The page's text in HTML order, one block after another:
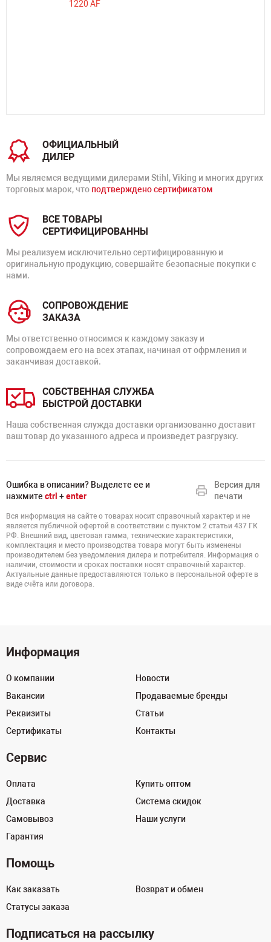
ОФИЦИАЛЬНЫЙ
ДИЛЕР
Мы являемся ведущими дилерами Stihl, Viking и многих других
торговых марок, что подтверждено сертификатом
ВСЕ ТОВАРЫ
СЕРТИФИЦИРОВАННЫ
Мы реализуем исключительно сертифицированную и
оригинальную продукцию, совершайте безопасные покупки с
нами.
СОПРОВОЖДЕНИЕ
ЗАКАЗА
Мы ответственно относимся к каждому заказу и
сопровождаем его на всех этапах, начиная от офрмления и
заканчивая доставкой.
СОБСТВЕННАЯ СЛУЖБА
БЫСТРОЙ ДОСТАВКИ
Наша собственная служда доставки организованно доставит
ваш товар до указанного адреса и произведет разгрузку.
Ошибка в описании? Выделете ее и
нажмите ctrl +enter
Версия для
печати
Вся информация на сайте о товарах носит справочный характер и не
является публичной офертой в соответствии с пунктом 2 статьи 437 ГК
РФ. Внешний вид, цветовая гамма, технические характеристики,
комплектация и место производства товара могут быть изменены
производителем без уведомления дилера и потребителя. Информация о
наличии, стоимости и сроках поставки носят справочный характер.
Актуальные данные предоставляются только в персональной оферте в
виде счёта или договора.
Информация
О компании
Вакансии
Реквизиты
Сертификаты
Новости
Продаваемые бренды
Статьи
Контакты
Сервис
Оплата
Доставка
Самовывоз
Гарантия
Купить оптом
Система скидок
Наши услуги
Помощь
Как заказать
Статусы заказа
Возврат и обмен
Подписаться на рассылку